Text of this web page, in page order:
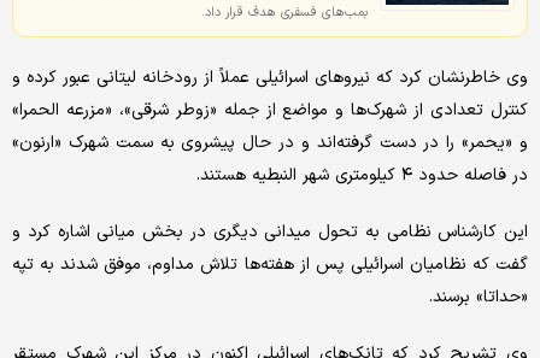
بمب‌های فسفری هدف قرار داد.
وی خاطرنشان کرد که نیروهای اسرائیلی عملاً از رودخانه لیتانی عبور کرده و
کنترل تعدادی از شهرک‌ها و مواضع از جمله «زوطر شرقی»، «مزرعه الحمرا»
و «یحمر» را در دست گرفته‌اند و در حال پیشروی به سمت شهرک «ارنون»
در فاصله حدود ۴ کیلومتری شهر النبطیه هستند.
این کارشناس نظامی به تحول میدانی دیگری در بخش میانی اشاره کرد و
گفت که نظامیان اسرائیلی پس از هفته‌ها تلاش مداوم، موفق شدند به تپه
«حداتا» برسند.